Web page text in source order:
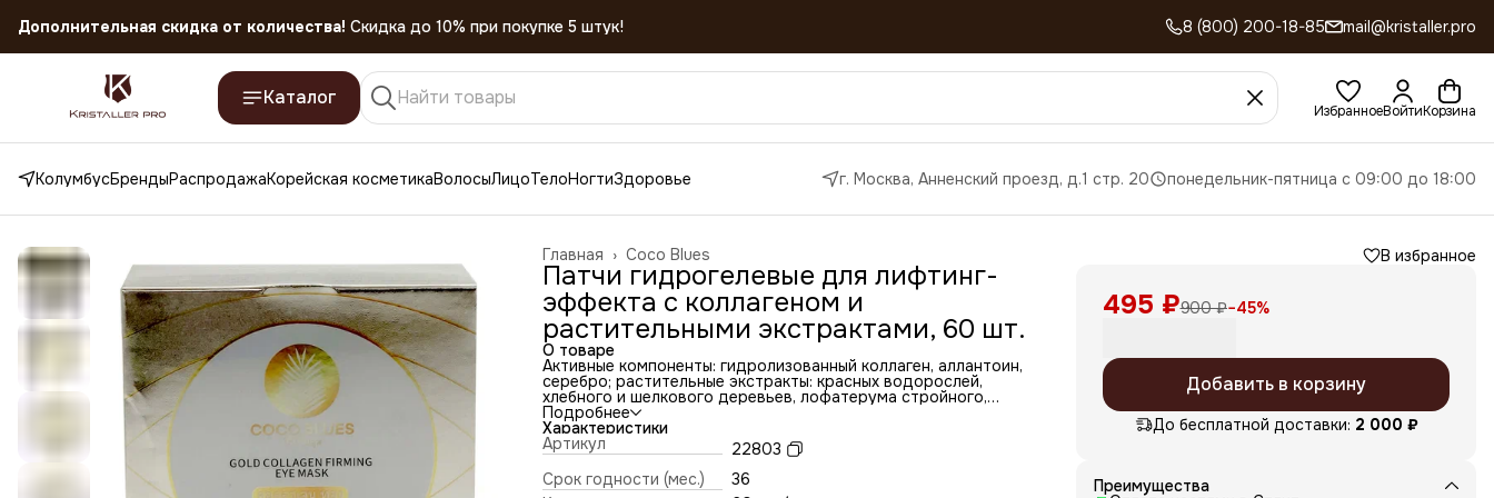
Скидка 45% на все товары до 31.07.2026 8 (800) 200-18-85 mail@kristaller.pro
Каталог
ИзбранноеВойтиКорзина
КолумбусБрендыРаспродажаКорейская косметикаВолосыЛицоТелоНогтиЗдоровье г. Москва, Анненский проезд, д.1 стр. 20 понедельник-пятница с 09:00 до 18:00
Coco Blues
Главная ›
Патчи гидрогелевые для лифтинг-
эффекта с коллагеном и
растительными экстрактами, 60 шт.
О товаре
Активные компоненты: гидролизованный коллаген, аллантоин,
серебро; растительные экстракты: красных водорослей,
хлебного и шелкового деревьев, лофатерума стройного,
шлемника бородатого, портулака огородного, кохии
веничной, жгун-корня Монье, андрографиса метельчатого,
ваккарии посевной.
Патчи для кожи COCO BLUES выравнивают рельеф верхних
слоев дермы, уменьшают глубину мимических морщин,
препятствуют формированию новых, создавая лифтинг-
Подробнее
Характеристики
Артикул
22803
Срок годности (мес.)
36
В избранное
495 ₽900 ₽−45%
Добавить в корзину
До бесплатной доставки: 2 000 ₽
Преимущества